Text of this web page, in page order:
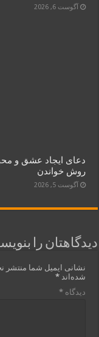
آگوست 6, 2026
دعای ایجاد عشق و
روش خواندن
آگوست 5, 2026
دیدگاهتان را
نشانی ایمیل شما منتشر
شده‌اند*
دیدگاه*